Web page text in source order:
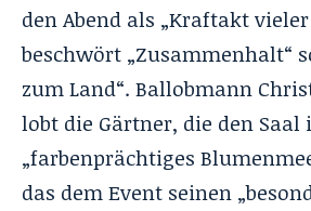
den Abend als „Kraftakt
beschwört „Zusammenhalt“
zum Land“. Ballobmann
lobt die Gärtner, die den Saal
„farbenprächtiges
das dem Event seinen